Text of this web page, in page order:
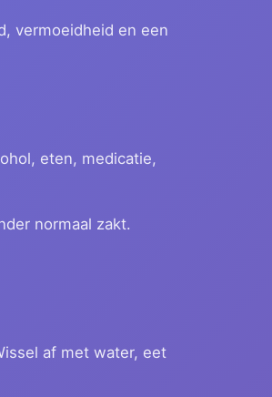
vermoeidheid en een
eten, medicatie,
normaal zakt.
af met water, eet